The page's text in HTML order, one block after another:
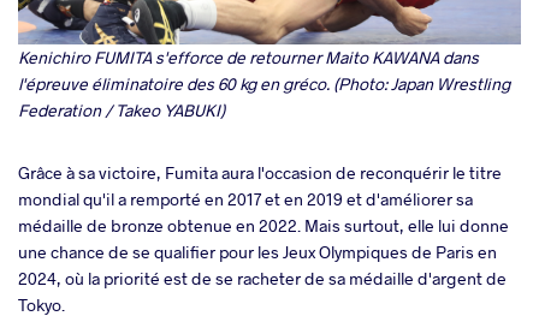
Kenichiro FUMITA s'efforce de retourner Maito KAWANA dans
l'épreuve éliminatoire des 60 kg en gréco. (Photo: Japan Wrestling
Federation / Takeo YABUKI)
Grâce à sa victoire, Fumita aura l'occasion de reconquérir le titre
mondial qu'il a remporté en 2017 et en 2019 et d'améliorer sa
médaille de bronze obtenue en 2022. Mais surtout, elle lui donne
une chance de se qualifier pour les Jeux Olympiques de Paris en
2024, où la priorité est de se racheter de sa médaille d'argent de
Tokyo.